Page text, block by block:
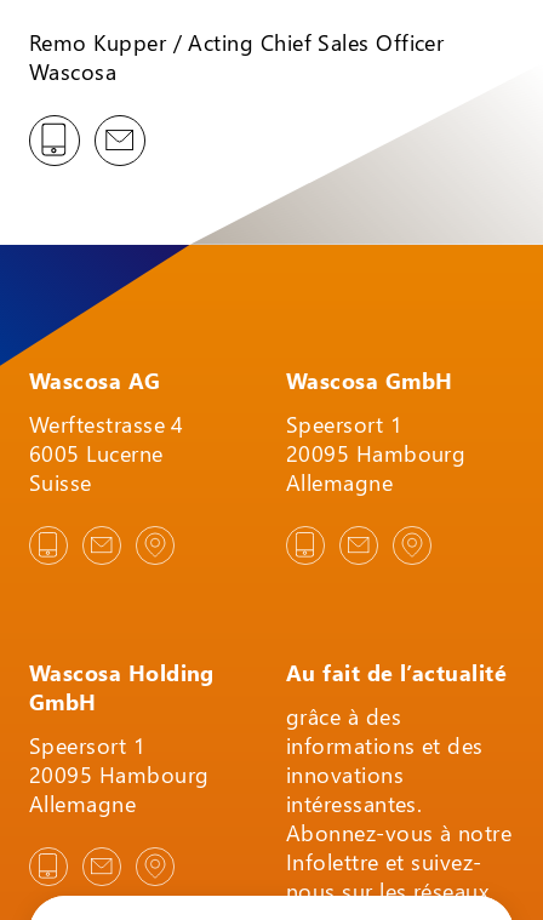
Remo Kupper / Acting Chief Sales Officer
Wascosa
Wascosa AG
Werftestrasse 4
6005 Lucerne
Suisse
Wascosa GmbH
Speersort 1
20095 Hambourg
Allemagne
Wascosa Holding
GmbH
Speersort 1
20095 Hambourg
Allemagne
Au fait de l’actualité
grâce à des
informations et des
innovations
intéressantes.
Abonnez-vous à notre
Infolettre et suivez-
nous sur les réseaux